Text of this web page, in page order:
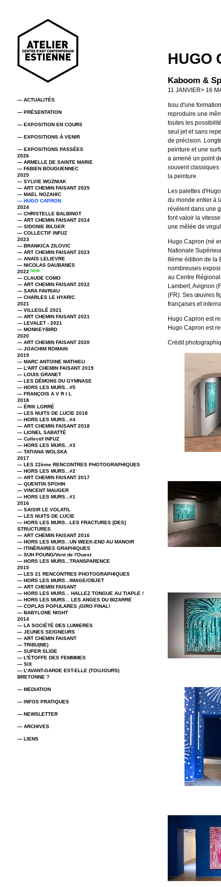
— ACTUALITÉS
— PRÉSENTATION
— EXPOSITION EN COURS
— EXPOSITIONS À VENIR
— EXPOSITIONS PASSÉES
2026
— ARMELLE DE SAINTE MARIE
— FABIEN BOUGUENNEC
2025
— SYLVIE WOZNIAK
— ART CHEMIN FAISANT 2025
— MAEL NOZAHIC
— HUGO CAPRON
2024
— CHRISTELLE BALBINOT
— ART CHEMIN FAISANT 2024
— SIDONIE BILGER
— COLLECTIF INFUZ
2023
— BRANKICA ZILOVIC
— ART CHEMIN FAISANT 2023
— ANAÏS LELIEVRE
— NICOLAS DAUBANES
2022 NEW
— CLAUDE COMO
— ART CHEMIN FAISANT 2022
— SARA FAVRIAU
— CHARLES LE HYARIC
2021
— VILLEGLÉ 2021
— ART CHEMIN FAISANT 2021
— LEVALET - 2021
— MONKEYBIRD
2020
— ART CHEMIN FAISANT 2020
— JOACHIM ROMAIN
2019
— MARC ANTOINE MATHIEU
— L'ART CHEMIN FAISANT 2019
— LOUIS GRANET
— LES DÉMONS DU GYMNASE
— HORS LES MURS...#5
— FRANÇOIS A V R I L
2018
— ÉRIK LORRÉ
— LES NUITS DE LUCIE 2018
— HORS LES MURS...#4
— ART CHEMIN FAISANT 2018
— LIONEL SABATTÉ
— Collectif INFUZ
— HORS LES MURS...#3
— TATIANA WOLSKA
2017
— LES 22ème RENCONTRES PHOTOGRAPHIQUES
— HORS LES MURS...#2
— ART CHEMIN FAISANT 2017
— QUENTIN SPOHN
— VINCENT MAUGER
— HORS LES MURS...#1
2016
— SAISIR LE VOLATIL
— LES NUITS DE LUCIE
— HORS LES MURS...LES FRACTURES [DES]
STRUCTURES
— ART CHEMIN FAISANT 2016
— HORS LES MURS...UN WEEK-END AU MANOIR
— ITINÉRAIRES GRAPHIQUES
— SUH POUNG/Vent de l'Ouest
— HORS LES MURS...TRANSPARENCE
2015
— LES 21 RENCONTRES PHOTOGRAPHIQUES
— HORS LES MURS...IMAGE/OBJET
— ART CHEMIN FAISANT
— HORS LES MURS... HALLEZ TONGUE AU TIAPLE !
— HORS LES MURS... LES ANGES DU BIZARRE
— COPLAS POPULARES ¡GIRO FINAL!
— BABYLONE NIGHT
2014
— LA SOCIÉTÉ DES LUMIERES
— JEUNES SEIGNEURS
— ART CHEMIN FAISANT
— TRIBU(NE)
— SUPER SLIDE
— L'ÉTOFFE DES FEMMMES
— SIX
— L’AVANT-GARDE EST-ELLE (TOUJOURS)
BRETONNE ?
— MEDIATION
— INFOS PRATIQUES
— NEWSLETTER
— ARCHIVES
— LIENS
HUGO
Kaboom &
11 JANVIER> 16
Issu d'une
reproduire une
toutes les
seul jet et sans
de précision.
peinture et une
a amené un point
souvent classiques
la peinture.
Les palettes
du monde entier à
révèlent dans une
font valoir la
une mêlée de
Hugo Capron (né
Nationale
8ème édition de la
nombreuses
au Centre
Lambert, Avignon
(FR). Ses œuvres
françaises et
Hugo Capron est
Hugo Capron est
Crédit